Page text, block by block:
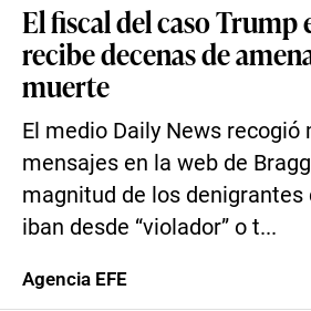
El fiscal del caso Trump
recibe decenas de
muerte
El medio Daily News recogió
mensajes en la web de
magnitud de los
iban desde “violador” o t...
Agencia EFE